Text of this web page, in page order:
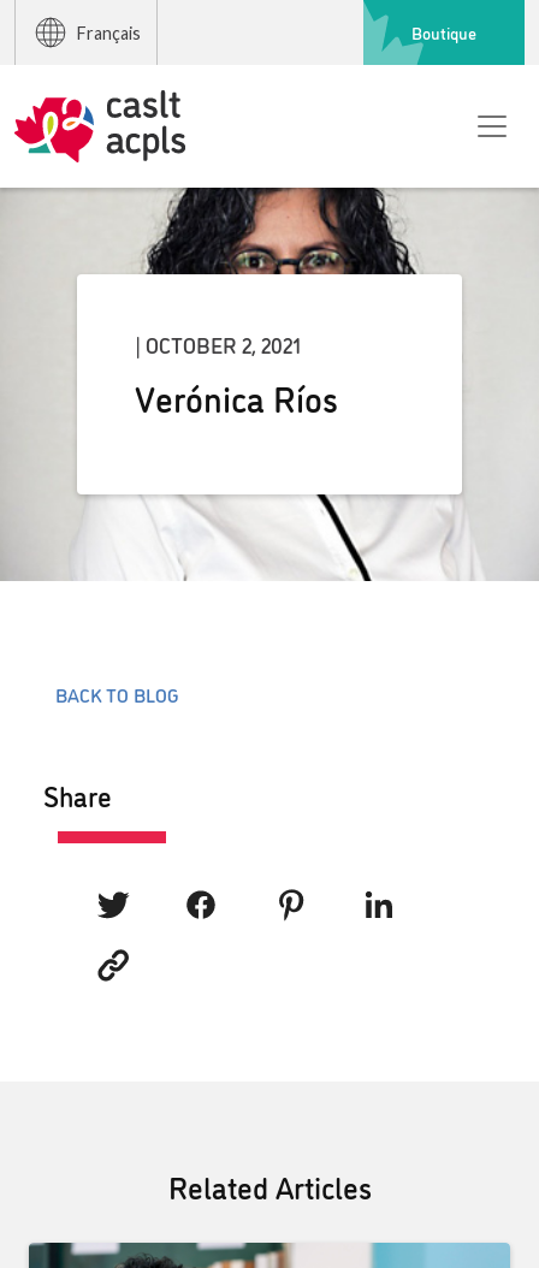
Français Boutique
| OCTOBER 2, 2021
Verónica Ríos
BACK TO BLOG
Share
Related Articles